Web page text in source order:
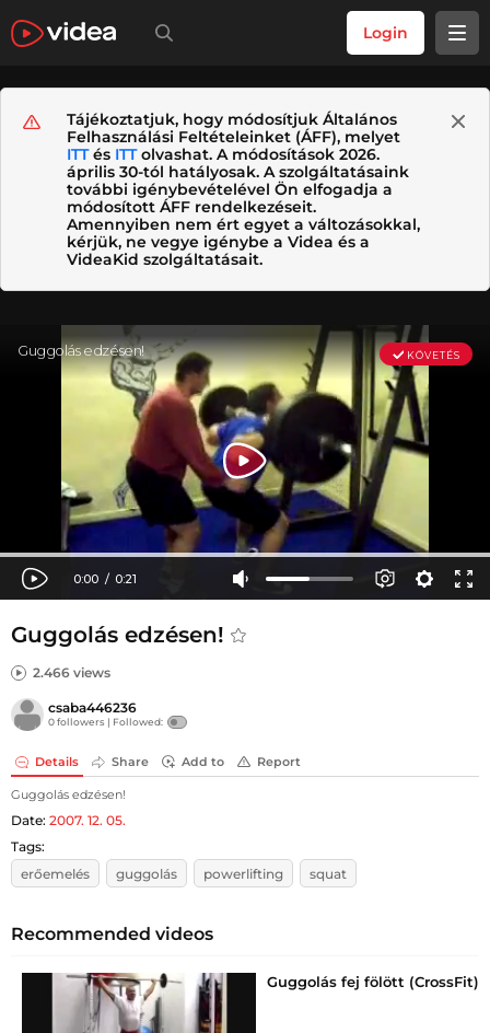
Login
Tájékoztatjuk, hogy módosítjuk Általános
Felhasználási Feltételeinket (ÁFF), melyet
ITTés ITTolvashat. A módosítások 2026.
április 30-tól hatályosak. A szolgáltatásaink
további igénybevételével Ön elfogadja a
módosított ÁFF rendelkezéseit.
Amennyiben nem ért egyet a változásokkal,
kérjük, ne vegye igénybe a Videa és a
VideaKid szolgáltatásait.
Guggolás edzésen!
2.466 views
csaba446236
0 followers | Followed:
Details Share Add to Report
Guggolás edzésen!
Date: 2007. 12. 05.
Tags:
erőemelés
guggolás powerlifting squat
Recommended videos
Guggolás fej fölött (CrossFit)